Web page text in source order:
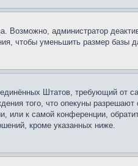
Возможно, администратор
чтобы уменьшить размер базы
Штатов, требующий от
того, что опекуны
к самой конференции,
кроме указанных ниже.